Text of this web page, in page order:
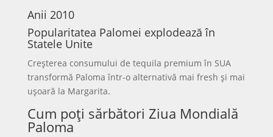
Anii 2010
Popularitatea Palomei explodează în
Statele Unite
Creșterea consumului de tequila premium în SUA
transformă Paloma într-o alternativă mai fresh și mai
ușoară la Margarita.
Cum poți sărbători Ziua Mondială
Paloma